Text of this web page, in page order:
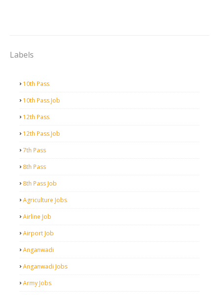
Labels
10th Pass
10th Pass Job
12th Pass
12th Pass Job
7th Pass
8th Pass
8th Pass Job
Agriculture Jobs
Airline Job
Airport Job
Anganwadi
Anganwadi Jobs
Army Jobs